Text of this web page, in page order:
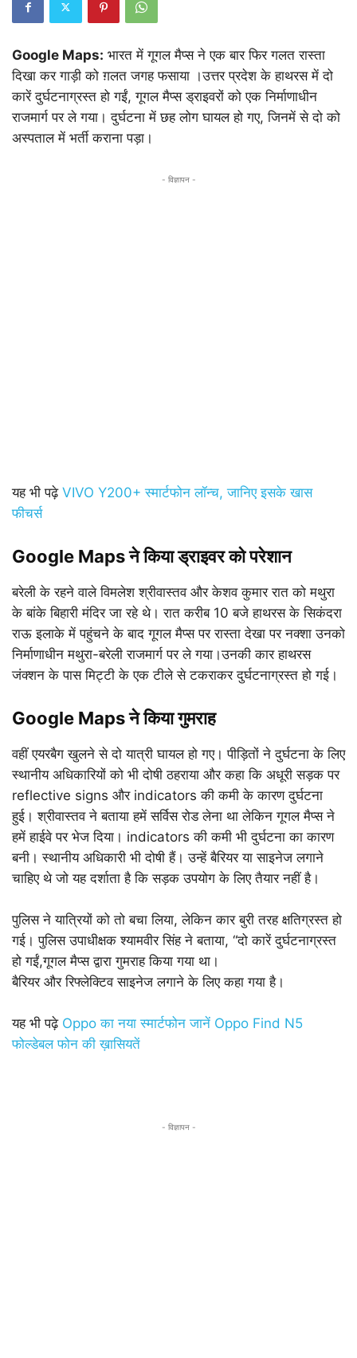
Google Maps: भारत में गूगल मैप्स ने एक बार फिर गलत रास्ता
दिखा कर गाड़ी को ग़लत जगह फसाया ।उत्तर प्रदेश के हाथरस में दो
कारें दुर्घटनाग्रस्त हो गईं, गूगल मैप्स ड्राइवरों को एक निर्माणाधीन
राजमार्ग पर ले गया। दुर्घटना में छह लोग घायल हो गए, जिनमें से दो को
अस्पताल में भर्ती कराना पड़ा।
- विज्ञापन -
यह भी पढ़े VIVO Y200+ स्मार्टफोन लॉन्च, जानिए इसके खास
फीचर्स
Google Maps ने किया ड्राइवर को परेशान
बरेली के रहने वाले विमलेश श्रीवास्तव और केशव कुमार रात को मथुरा
के बांके बिहारी मंदिर जा रहे थे। रात करीब 10 बजे हाथरस के सिकंदरा
राऊ इलाके में पहुंचने के बाद गूगल मैप्स पर रास्ता देखा पर नक्शा उनको
निर्माणाधीन मथुरा-बरेली राजमार्ग पर ले गया।उनकी कार हाथरस
जंक्शन के पास मिट्टी के एक टीले से टकराकर दुर्घटनाग्रस्त हो गई।
Google Maps ने किया गुमराह
वहीं एयरबैग खुलने से दो यात्री घायल हो गए। पीड़ितों ने दुर्घटना के लिए
स्थानीय अधिकारियों को भी दोषी ठहराया और कहा कि अधूरी सड़क पर
reflective signs और indicators की कमी के कारण दुर्घटना
हुई। श्रीवास्तव ने बताया हमें सर्विस रोड लेना था लेकिन गूगल मैप्स ने
हमें हाईवे पर भेज दिया। indicators की कमी भी दुर्घटना का कारण
बनी। स्थानीय अधिकारी भी दोषी हैं। उन्हें बैरियर या साइनेज लगाने
चाहिए थे जो यह दर्शाता है कि सड़क उपयोग के लिए तैयार नहीं है।
पुलिस ने यात्रियों को तो बचा लिया, लेकिन कार बुरी तरह क्षतिग्रस्त हो
गई। पुलिस उपाधीक्षक श्यामवीर सिंह ने बताया, “दो कारें दुर्घटनाग्रस्त
हो गईं,गूगल मैप्स द्वारा गुमराह किया गया था।
बैरियर और रिफ्लेक्टिव साइनेज लगाने के लिए कहा गया है।
यह भी पढ़े Oppo का नया स्मार्टफोन जानें Oppo Find N5
फोल्डेबल फोन की ख़ासियतें
- विज्ञापन -